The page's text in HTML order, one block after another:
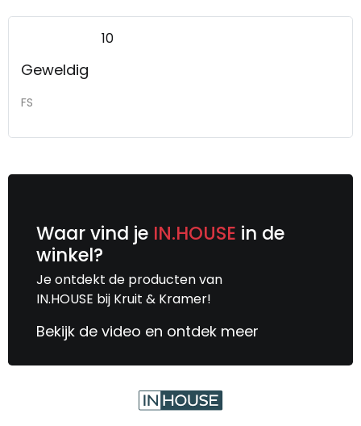
10
Geweldig
FS
Waar vind je IN.HOUSE in de
winkel?
Je ontdekt de producten van
IN.HOUSE bij Kruit & Kramer!
Bekijk de video en ontdek meer